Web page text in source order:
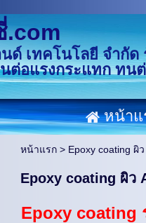
.com
ด์ เทคโนโลยี จำกั
อแรงกระแทก ทน
หน้าแ
หน้าแรก> Epoxy coating ผิ
Epoxy coating ผิว
Epoxy coating